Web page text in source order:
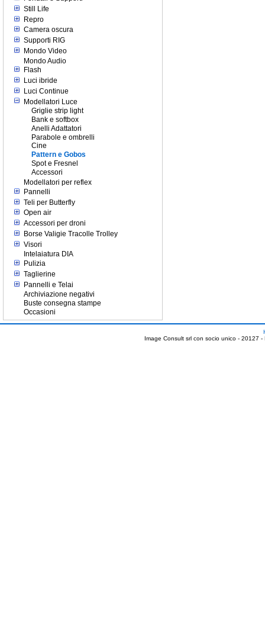
Still Life
Repro
Camera oscura
Supporti RIG
Mondo Video
Mondo Audio
Flash
Luci ibride
Luci Continue
Modellatori Luce
Griglie strip light
Bank e softbox
Anelli Adattatori
Parabole e ombrelli
Cine
Pattern e Gobos
Spot e Fresnel
Accessori
Modellatori per reflex
Pannelli
Teli per Butterfly
Open air
Accessori per droni
Borse Valigie Tracolle Trolley
Visori
Intelaiatura DIA
Pulizia
Taglierine
Pannelli e Telai
Archiviazione negativi
Buste consegna stampe
Occasioni
Image Consult srl con socio unico - 20127